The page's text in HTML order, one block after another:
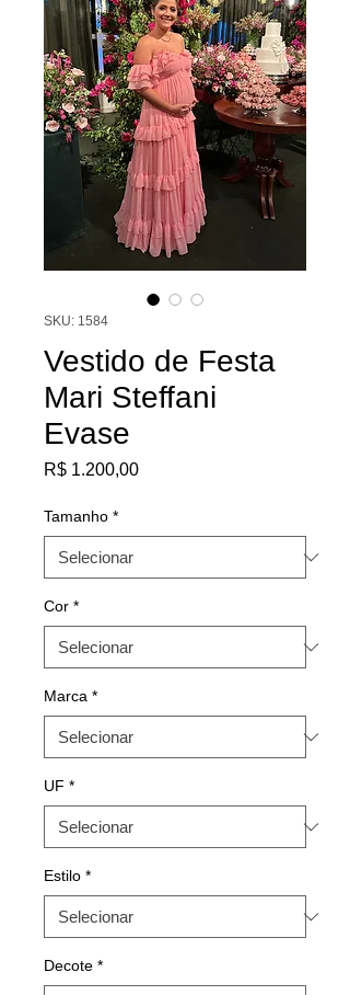
SKU: 1584
Vestido de Festa
Mari Steffani
Evase
R$ 1.200,00Preço
Tamanho *
Cor *
Marca *
UF *
Estilo *
Decote *